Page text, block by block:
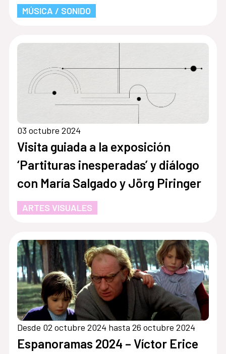
MÚSICA / SONIDO
03 octubre 2024
Visita guiada a la exposición
‘Partituras inesperadas’ y diálogo
con María Salgado y Jörg Piringer
ARTES VISUALES
Desde 02 octubre 2024 hasta 26 octubre 2024
Espanoramas 2024 – Víctor Erice